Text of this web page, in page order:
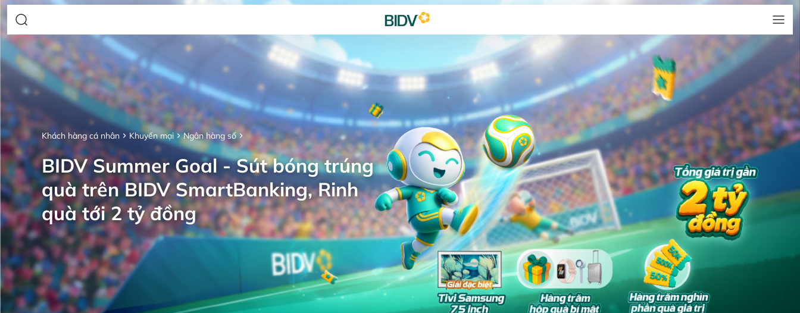
Khách hàng cá nhân Khuyến mại Ngân hàng số
BIDV Summer Goal - Sút bóng trúng
quà trên BIDV SmartBanking, Rinh
quà tới 2 tỷ đồng